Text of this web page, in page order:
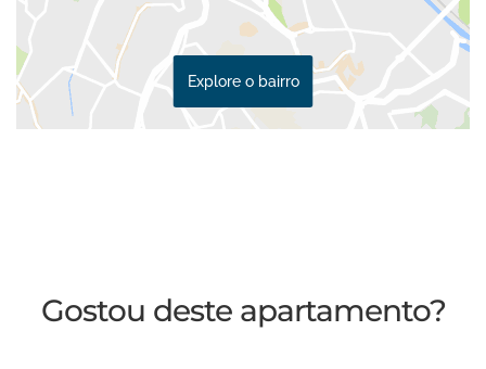
Explore o bairro
Gostou deste apartamento?